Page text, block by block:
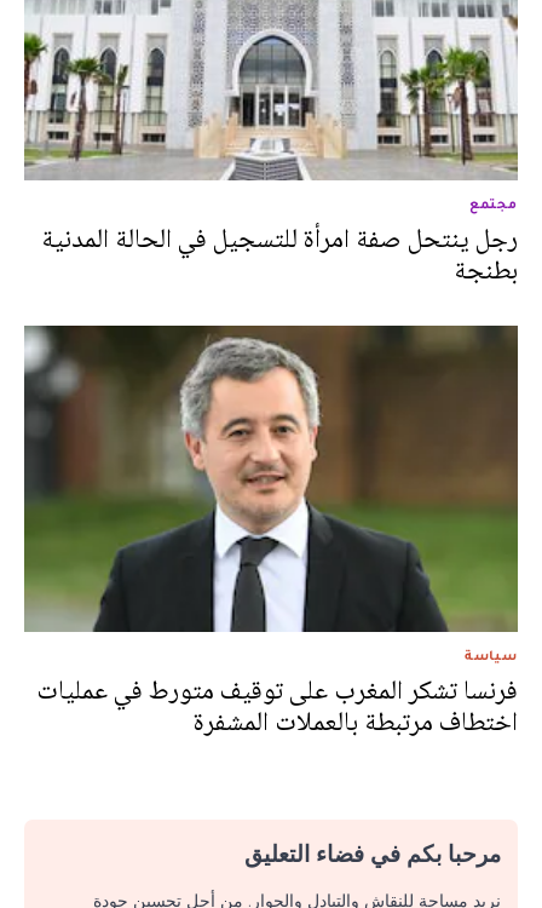
مجتمع
رجل ينتحل صفة امرأة للتسجيل في الحالة المدنية
بطنجة
سياسة
فرنسا تشكر المغرب على توقيف متورط في عمليات
اختطاف مرتبطة بالعملات المشفرة
مرحبا بكم في فضاء التعليق
نريد مساحة للنقاش والتبادل والحوار. من أجل تحسين جودة